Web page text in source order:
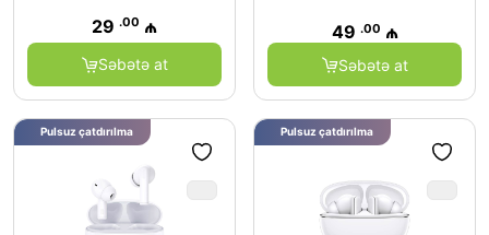
29 .00 ₼
Səbətə at
49 .00 ₼
Səbətə at
Pulsuz çatdırılma Pulsuz çatdırılma